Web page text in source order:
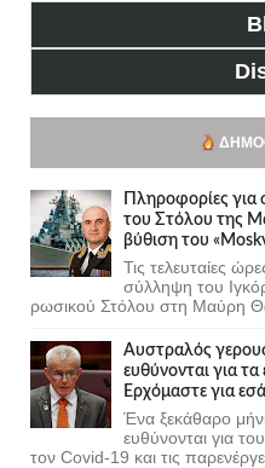
Πληροφορίες
του Στόλου της
βύθιση του
Τις τελευταίες
σύλληψη του
ρωσικού Στόλου στη Μαύρη
Αυστραλός
ευθύνονται για
Ερχόμαστε για
Ένα ξεκάθαρο
ευθύνονται για
τον Covid-19 και τις